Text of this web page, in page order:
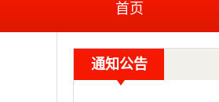
首页
通知公告